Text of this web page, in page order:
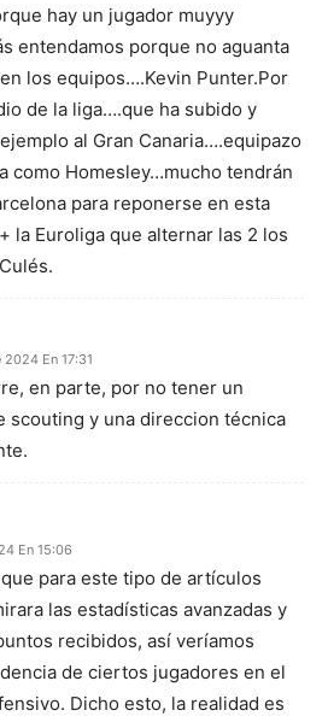
hay un jugador muyyy
entendamos porque no aguanta
los equipos….Kevin Punter.Por
de la liga….que ha subido y
al Gran Canaria….equipazo
como Homesley…mucho tendrán
para reponerse en esta
la Euroliga que alternar las 2 los
En 17:31
en parte, por no tener un
scouting y una direccion técnica
En 15:06
para este tipo de artículos
las estadísticas avanzadas y
recibidos, así veríamos
de ciertos jugadores en el
Dicho esto, la realidad es